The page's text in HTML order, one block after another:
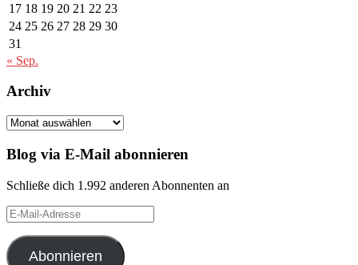
17 18 19 20 21 22 23
24 25 26 27 28 29 30
31
« Sep.
Archiv
Archiv
Blog via E-Mail abonnieren
Schließe dich 1.992 anderen Abonnenten an
E-
Mail-
Adresse
Abonnieren